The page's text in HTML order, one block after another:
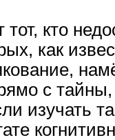
кто
как
с
изучать